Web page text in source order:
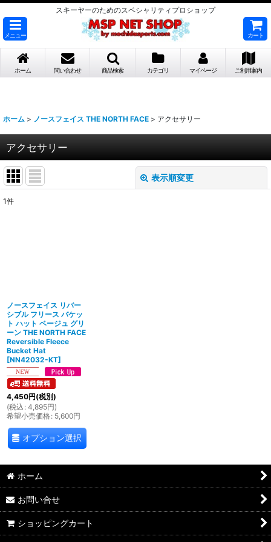
スキーヤーのためのスペシャリティプロショップ
メニュー カート
ホーム 問い合わせ 商品検索 カテゴリ マイページ ご利用案内
ホーム > ノースフェイス THE NORTH FACE > アクセサリー
アクセサリー
表示順変更
1件
ノースフェイス リバー
シブル フリース バケッ
ト ハット ベージュ グリ
ーン THE NORTH FACE
Reversible Fleece
Bucket Hat
[NN42032-KT]
4,450円(税別)
(税込 : 4,895円)
希望小売価格: 5,600円
オプション選択
ホーム
お問い合せ
ショッピングカート